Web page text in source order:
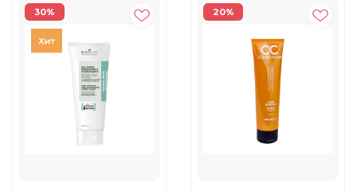
30% 20%